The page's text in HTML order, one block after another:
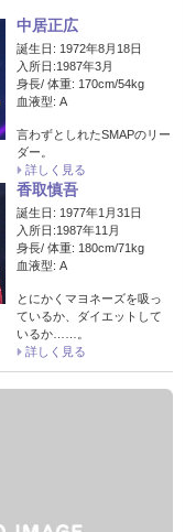
中居正広
誕生日: 1972年8月18日
入所日:1987年3月
身長/ 体重: 170cm/54kg
血液型: A
言わずとしれたSMAPのリー
ダー。
詳しく見る
香取慎吾
誕生日: 1977年1月31日
入所日:1987年11月
身長/ 体重: 180cm/71kg
血液型: A
とにかくマヨネーズを吸っ
ているか、ダイエットして
いるか……。
詳しく見る